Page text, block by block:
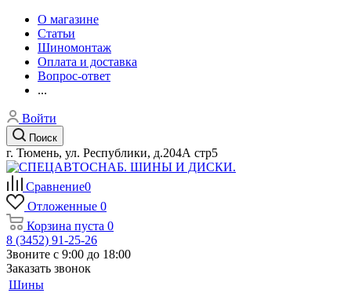
О магазине
Статьи
Шиномонтаж
Оплата и доставка
Вопрос-ответ
...
Войти
Поиск
г. Тюмень, ул. Республики, д.204А стр5
Сравнение0
Отложенные 0
Корзина пуста 0
8 (3452) 91-25-26
Звоните с 9:00 до 18:00
Заказать звонок
Шины